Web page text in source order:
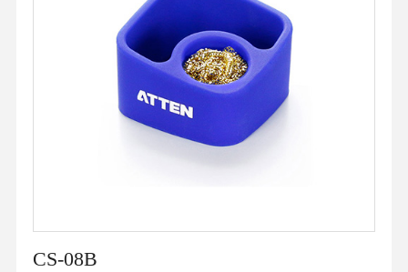
CS-08B